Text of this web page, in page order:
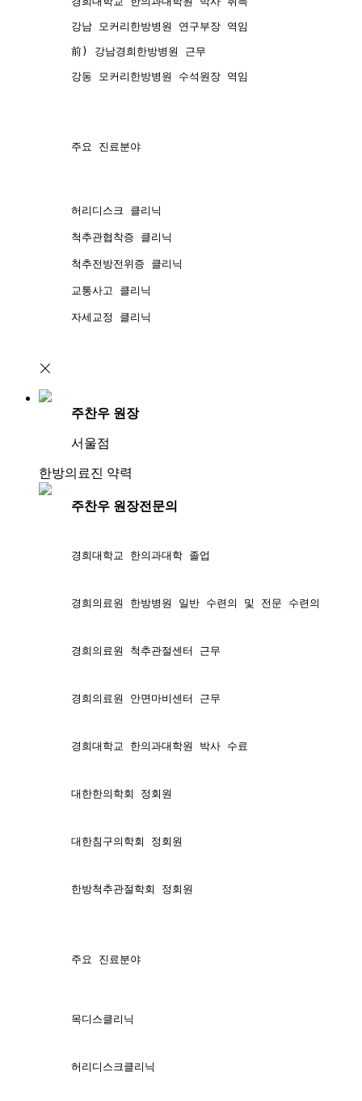
강남 모커리한방병원 연구부장 역임
前) 강남경희한방병원 근무
강동 모커리한방병원 수석원장 역임
주요 진료분야
허리디스크 클리닉
척추관협착증 클리닉
척추전방전위증 클리닉
교통사고 클리닉
자세교정 클리닉
주찬우 원장
서울점
한방의료진 약력
주찬우 원장전문의
경희대학교 한의과대학 졸업
경희의료원 한방병원 일반 수련의 및 전문 수련의
경희의료원 척추관절센터 근무
경희의료원 안면마비센터 근무
경희대학교 한의과대학원 박사 수료
대한한의학회 정회원
대한침구의학회 정회원
한방척추관절학회 정회원
주요 진료분야
목디스클리닉
허리디스크클리닉